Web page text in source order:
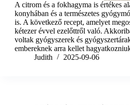
A citrom és a fokhagyma is értékes
konyhában és a természetes
is. A következő recept, amelyet
kétezer évvel ezelőttről való.
voltak gyógyszerek és
embereknek arra kellet
Judith
2025-09-06